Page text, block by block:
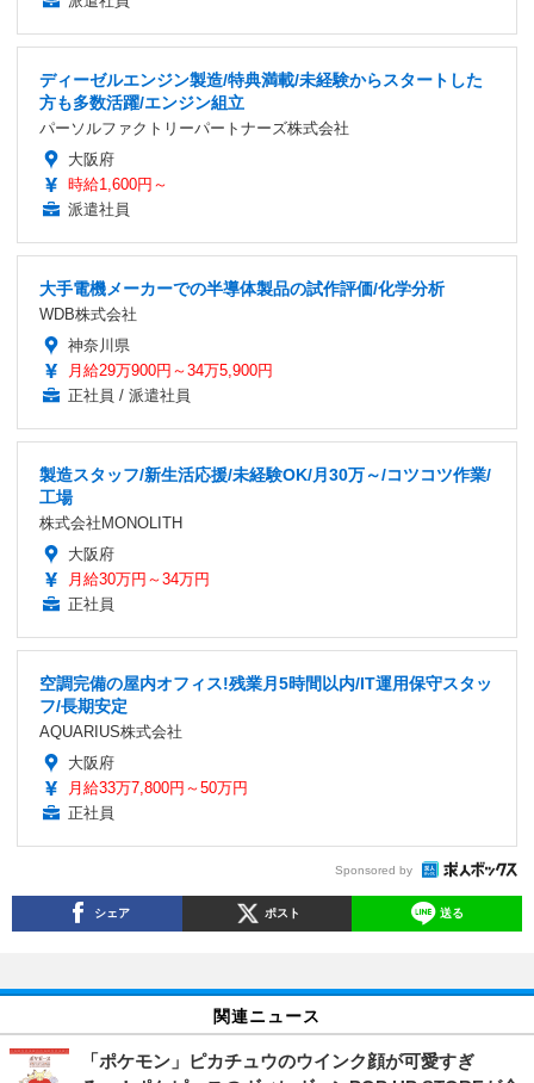
ディーゼルエンジン製造/特典満載/未経験からスタートした
方も多数活躍/エンジン組立
パーソルファクトリーパートナーズ株式会社
大阪府
時給1,600円～
派遣社員
大手電機メーカーでの半導体製品の試作評価/化学分析
WDB株式会社
神奈川県
月給29万900円～34万5,900円
正社員 / 派遣社員
製造スタッフ/新生活応援/未経験OK/月30万～/コツコツ作業/
工場
株式会社MONOLITH
大阪府
月給30万円～34万円
正社員
空調完備の屋内オフィス!残業月5時間以内/IT運用保守スタッ
フ/長期安定
AQUARIUS株式会社
大阪府
月給33万7,800円～50万円
正社員
Sponsored by
シェア ポスト 送る
関連ニュース
「ポケモン」ピカチュウのウインク顔が可愛すぎ